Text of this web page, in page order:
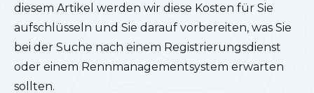
diesem Artikel werden wir diese Kosten für Sie
aufschlüsseln und Sie darauf vorbereiten, was Sie
bei der Suche nach einem Registrierungsdienst
oder einem Rennmanagementsystem erwarten
sollten.